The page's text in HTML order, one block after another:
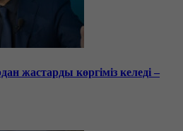
жастарды көргіміз келеді –